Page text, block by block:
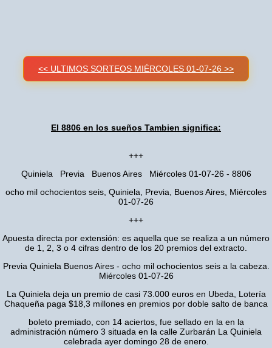
<< ULTIMOS SORTEOS MIÉRCOLES 01-07-26 >>
El 8806 en los sueños Tambien significa:
+++
Quiniela Previa Buenos Aires Miércoles 01-07-26 - 8806
ocho mil ochocientos seis, Quiniela, Previa, Buenos Aires, Miércoles
01-07-26
+++
Apuesta directa por extensión: es aquella que se realiza a un número
de 1, 2, 3 o 4 cifras dentro de los 20 premios del extracto.
Previa Quiniela Buenos Aires - ocho mil ochocientos seis a la cabeza.
Miércoles 01-07-26
La Quiniela deja un premio de casi 73.000 euros en Ubeda, Lotería
Chaqueña paga $18,3 millones en premios por doble salto de banca
boleto premiado, con 14 aciertos, fue sellado en la en la
administración número 3 situada en la calle Zurbarán La Quiniela
celebrada ayer domingo 28 de enero.